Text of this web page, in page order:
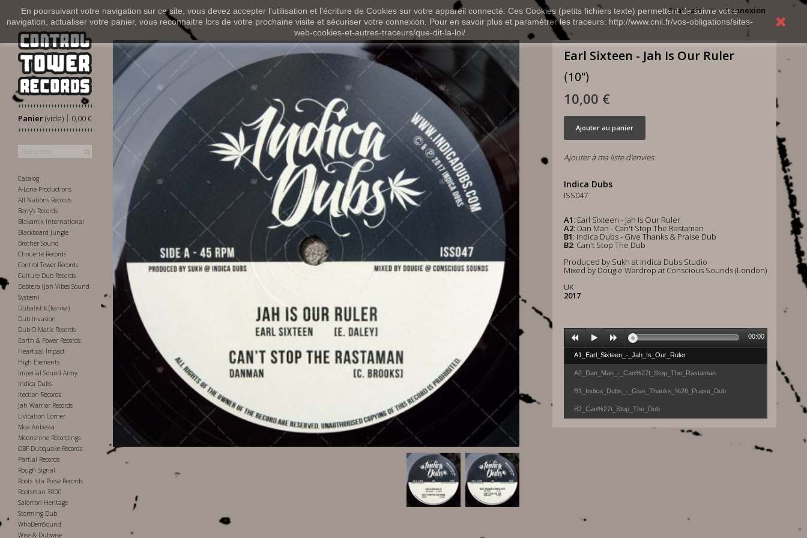
En poursuivant votre navigation sur ce site, vous devez accepter l’utilisation et l'écriture de Cookies sur votre appareil connecté. Ces Cookies (petits fichiers texte) permettent de suivre votre
navigation, actualiser votre panier, vous reconnaitre lors de votre prochaine visite et sécuriser votre connexion. Pour en savoir plus et paramétrer les traceurs: http://www.cnil.fr/vos-obligations/sites-
web-cookies-et-autres-traceurs/que-dit-la-loi/
Connexion
Français
Panier 0,00 €
|
(vide)
Catalog
A-Lone Productions
All Nations Records
Berry's Records
Blakamix International
Blackboard Jungle
Brother Sound
Chouette Records
Control Tower Records
Culture Dub Records
Debtera (Jah Vibes Sound
System)
Dubalistik (kanka)
Dub Invasion
Dub-O-Matic Records
Earth & Power Records
Heartical Impact
High Elements
Imperial Sound Army
Indica Dubs
Itection Records
Jah Warrior Records
Livication Corner
Moa Anbessa
Moonshine Recordings
OBF Dubquake Records
Partial Records
Rough Signal
Roots Ista Posse Records
Rootsman 3000
Salomon Heritage
Storming Dub
WhoDemSound
Wise & Dubwise
Earl Sixteen - Jah Is Our Ruler
(10")
10,00 €
Ajouter au panier
Ajouter à ma liste d'envies
Indica Dubs
ISS047
A1: Earl Sixteen - Jah Is Our Ruler
A2: Dan Man - Can't Stop The Rastaman
B1: Indica Dubs - Give Thanks & Praise Dub
B2: Can't Stop The Dub
Produced by Sukh at Indica Dubs Studio
Mixed by Dougie Wardrop at Conscious Sounds (London)
UK
2017
A1_Earl_Sixteen_-_Jah_Is_Our_Ruler
A2_Dan_Man_-_Can%27t_Stop_The_Rastaman
B1_Indica_Dubs_-_Give_Thanks_%26_Praise_Dub
B2_Can%27t_Stop_The_Dub
00:00